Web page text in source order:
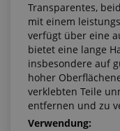
Transparentes,
mit einem
verfügt über eine
bietet eine lange
insbesondere auf
hoher
verklebten Teile
entfernen und zu
Verwendung: